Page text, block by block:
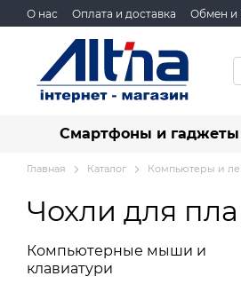
Перейти к основному контенту
О нас Оплата и доставка Обмен и
Смартфоны и гаджеты
Главная Каталог Компьютеры и
Чохли для
Компьютерные мыши и
клавиатури